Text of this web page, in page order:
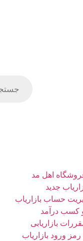
اهل مد
جدید
حساب بازاریاب
و کسب درآمد
بازاریابی
ورود بازاریاب